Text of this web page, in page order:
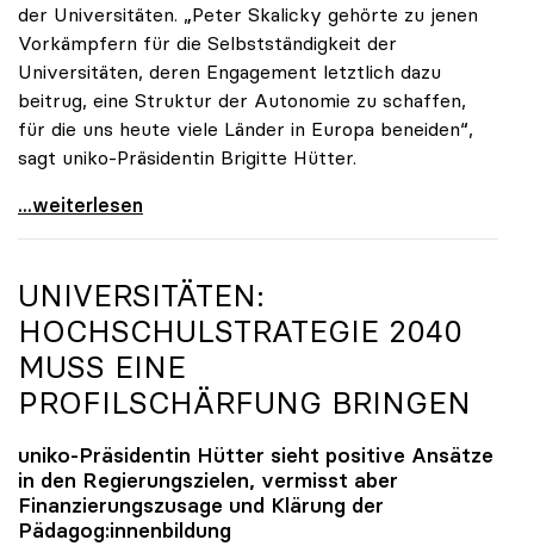
der Universitäten. „Peter Skalicky gehörte zu jenen
Vorkämpfern für die Selbstständigkeit der
Universitäten, deren Engagement letztlich dazu
beitrug, eine Struktur der Autonomie zu schaffen,
für die uns heute viele Länder in Europa beneiden“,
sagt uniko-Präsidentin Brigitte Hütter.
uniko trauert um ehemaligen Präsidenten Peter
...weiterlesen
UNIVERSITÄTEN:
HOCHSCHULSTRATEGIE 2040
MUSS EINE
PROFILSCHÄRFUNG BRINGEN
uniko-Präsidentin Hütter sieht positive Ansätze
in den Regierungszielen, vermisst aber
Finanzierungszusage und Klärung der
Pädagog:innenbildung